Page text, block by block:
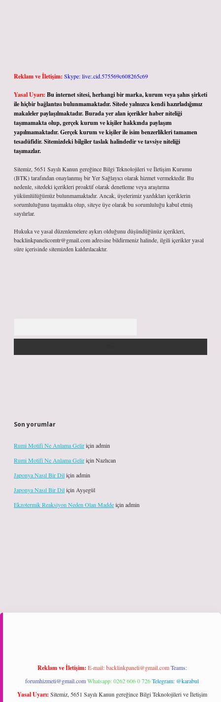
Reklam ve İletişim: Skype: live:.cid.575569c608265c69
Yasal Uyarı: Bu internet sitesi, herhangi bir marka, kurum veya şahıs şirketi
ile hiçbir bağlantısı bulunmamaktadır. Sitede yalnızca kendi hazırladığımız
makaleler paylaşılmaktadır. Burada yer alan içerikler haber niteliği
taşımamakta olup, gerçek kurum ve kişiler hakkında paylaşım
yapılmamaktadır. Gerçek kurum ve kişiler ile isim benzerlikleri tamamen
tesadüfidir. Sitemizdeki bilgiler taslak halindedir ve tavsiye niteliği
taşımazlar.
Sitemiz, 5651 Sayılı Kanun gereğince Bilgi Teknolojileri ve İletişim Kurumu
(BTK) tarafından onaylanmış bir Yer Sağlayıcı olarak hizmet vermektedir. Bu
nedenle, sitedeki içerikleri proaktif olarak denetleme veya araştırma
yükümlülüğümüz bulunmamaktadır. Ancak, üyelerimiz yazdıkları içeriklerin
sorumluluğunu taşımakta olup, siteye üye olarak bu sorumluluğu kabul etmiş
sayılırlar.
Hukuka ve yasal düzenlemelere aykırı olduğunu düşündüğünüz içerikleri,
backlinkpanelicomtr@gmail.comadresine bildirmeniz halinde, ilgili içerikler yasal
süre içerisinde sitemizden kaldırılacaktır.
Son yorumlar
Rumi Motifi Ne Anlama Geliriçin admin
Rumi Motifi Ne Anlama Geliriçin Nazlıcan
Japonya Nasıl Bir Diliçin admin
Japonya Nasıl Bir Diliçin Ayşegül
Ekzotermik Reaksiyon Neden Olan Maddeiçin admin
Reklam ve İletişim: E-mail:backlinkpaneli@gmail.com Teams:
forumhizmeti@gmail.comWhatsapp: 0262 606 0 726Telegram: @karabul
Yasal Uyarı: Sitemiz, 5651 Sayılı Kanun gereğince Bilgi Teknolojileri ve İletişim